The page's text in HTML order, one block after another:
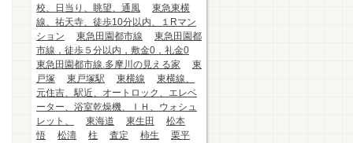
校、日当り、眺望、通風
東急東横
線、祐天寺、徒歩10分以内、１Rマン
ション
東急田園都市線
東急田園都
市線，徒歩５分以内，敷金0，礼金0
東急田園都市線.多摩川の見える家
東
戸塚
東戸塚駅 東横線
東横線、
元住吉、駅近、オートロック、エレベ
ーター、浴室乾燥機、ＩＨ、ウォシュ
レット、
東海道 東生田
松本
悟
松濤 柱 査定 柿生
栗平